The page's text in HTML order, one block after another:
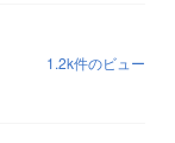
1.2k件のビュー